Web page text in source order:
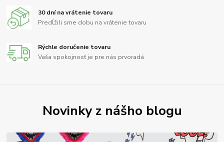
30 dní na vrátenie tovaru
Predĺžili sme dobu na vrátenie tovaru
Rýchle doručenie tovaru
Vaša spokojnosť je pre nás prvoradá
Novinky z nášho blogu